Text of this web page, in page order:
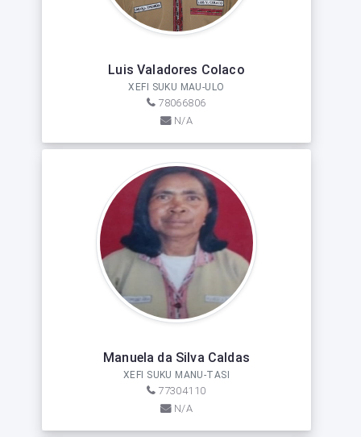
Luis Valadores Colaco
XEFI SUKU MAU-ULO
78066806
N/A
Manuela da Silva Caldas
XEFI SUKU MANU-TASI
77304110
N/A